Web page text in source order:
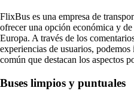
FlixBus es una empresa de
ofrecer una opción económica y
Europa. A través de los
experiencias de usuarios,
común que destacan los aspectos
Buses limpios y puntuales